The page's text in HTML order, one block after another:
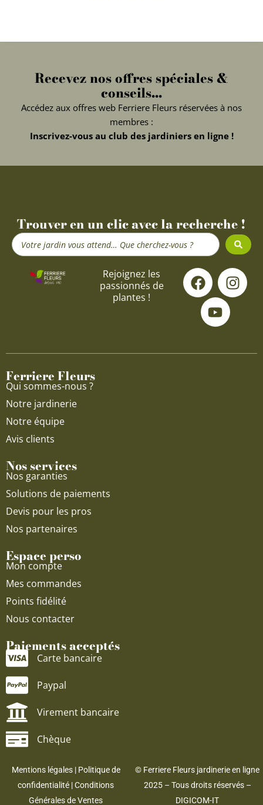
Recevez nos offres spéciales &
conseils...
Accédez aux offres web Ferriere Fleurs réservées à nos
membres :
Inscrivez-vous au club des jardiniers en ligne !
Trouver en un clic avec la recherche !
Search
...
Rejoignez les
passionnés de
plantes !
F
a
c
e
o
I
n
s
g
Y
o
u
t
u
b
Ferriere Fleurs
Qui sommes-nous ?
Notre jardinerie
Notre équipe
Avis clients
Nos services
Nos garanties
Solutions de paiements
Devis pour les pros
Nos partenaires
Espace perso
Mon compte
Mes commandes
Points fidélité
Nous contacter
Paiements acceptés
Carte bancaire
Paypal
Virement bancaire
Chèque
Mentions légales| Politique de
confidentialité |Conditions
Générales de Ventes
© Ferriere Fleurs jardinerie en ligne
2025 – Tous droits réservés –
DIGICOM-IT